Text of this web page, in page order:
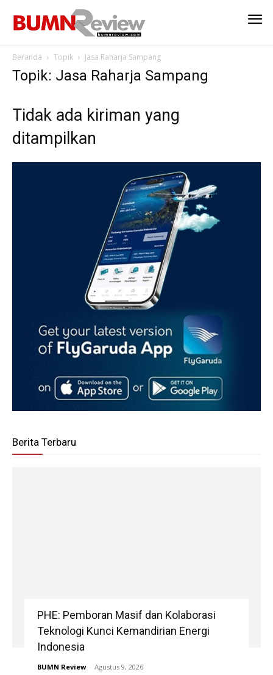
Beranda Topik Jasa Raharja Sampang
Topik: Jasa Raharja Sampang
Tidak ada kiriman yang
ditampilkan
Berita Terbaru
PHE: Pemboran Masif dan Kolaborasi
Teknologi Kunci Kemandirian Energi
Indonesia
BUMN Review - Agustus 9, 2026